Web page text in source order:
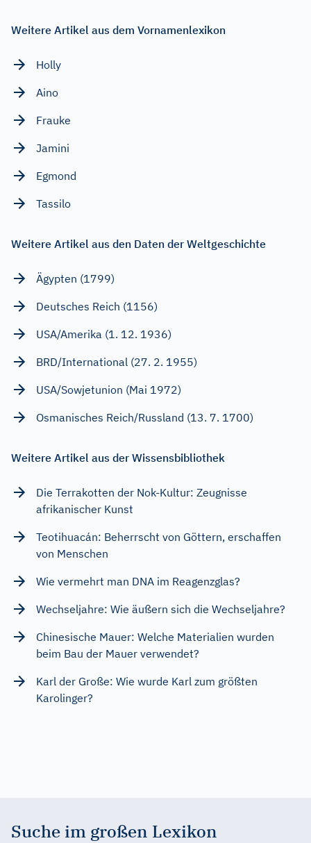
Weitere Artikel aus dem Vornamenlexikon
Holly
Aino
Frauke
Jamini
Egmond
Tassilo
Weitere Artikel aus den Daten der Weltgeschichte
Ägypten (1799)
Deutsches Reich (1156)
USA/Amerika (1. 12. 1936)
BRD/International (27. 2. 1955)
USA/Sowjetunion (Mai 1972)
Osmanisches Reich/Russland (13. 7. 1700)
Weitere Artikel aus der Wissensbibliothek
Die Terrakotten der Nok-Kultur: Zeugnisse
afrikanischer Kunst
Teotihuacán: Beherrscht von Göttern, erschaffen
von Menschen
Wie vermehrt man DNA im Reagenzglas?
Wechseljahre: Wie äußern sich die Wechseljahre?
Chinesische Mauer: Welche Materialien wurden
beim Bau der Mauer verwendet?
Karl der Große: Wie wurde Karl zum größten
Karolinger?
Suche im großen Lexikon